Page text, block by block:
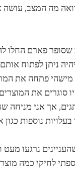
מה המצב, עושה
פארם החלו
ניתן לפתוח
פתחה את
סוגרים את המוצרים
אך אני מניחה
נוספות כגון
נרגעו מעט
לחיקי כמה